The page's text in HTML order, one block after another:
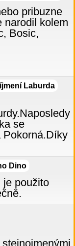
pribuzne
narodil kolem
Bosic,
Laburda
se
Pokorná.Díky
Dino
je použito